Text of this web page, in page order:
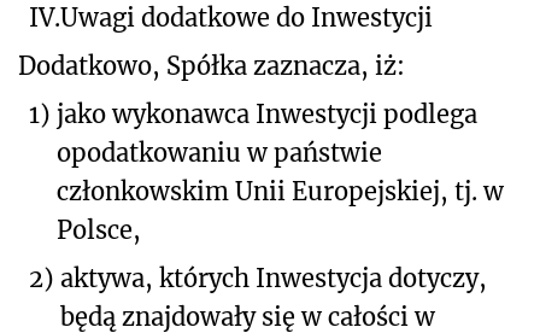
IV.Uwagi dodatkowe do Inwestycji
Dodatkowo, Spółka zaznacza, iż:
1) jako wykonawca Inwestycji podlega
opodatkowaniu w państwie
członkowskim Unii Europejskiej, tj. w
Polsce,
2) aktywa, których Inwestycja dotyczy,
będą znajdowały się w całości w